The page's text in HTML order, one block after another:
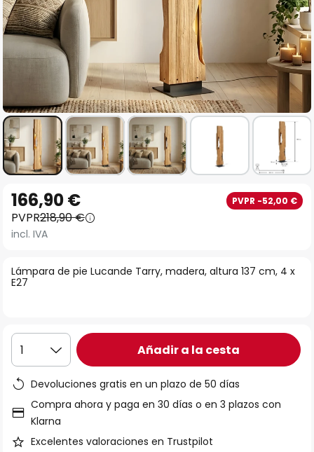
comienzo
de
galería
de
Lámpara de pie Lucande Tarry, madera, altura 137 cm, 4 x
E27
166,90 € PVPR -52,00 €
PVPR218,90 €
incl. IVA
1 Añadir a la cesta
Devoluciones gratis en un plazo de 50 días
Compra ahora y paga en 30 días o en 3 plazos con
Klarna
Excelentes valoraciones en Trustpilot